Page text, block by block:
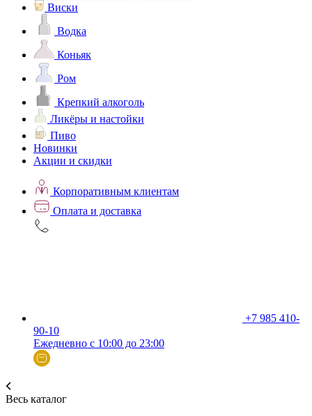
Виски
Водка
Коньяк
Ром
Крепкий алкоголь
Ликёры и настойки
Пиво
Новинки
Акции и скидки
Корпоративным клиентам
Оплата и доставка
+7 985 410-
90-10
Ежедневно с 10:00 до 23:00
Весь каталог